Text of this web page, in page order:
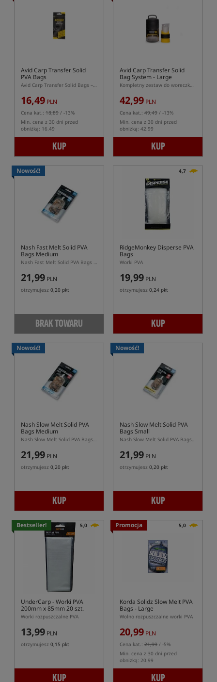
Avid Carp Transfer Solid
PVA Bags
Avid Carp Transfer Solid Bags – worki PVA
16,49 PLN
Cena kat.: 18,89 / -13%
Min. cena z 30 dni przed
obniżką: 16.49
KUP
Avid Carp Transfer Solid
Bag System - Large
Kompletny zestaw do woreczków PVA
42,99 PLN
Cena kat.: 49,49 / -13%
Min. cena z 30 dni przed
obniżką: 42.99
KUP
Nowość!
Nash Fast Melt Solid PVA
Bags Medium
Nash Fast Melt Solid PVA Bags Medium – szybko rozpuszczalne worki PVA 70x110 mm
21,99 PLN
otrzymujesz 0,20 pkt
BRAK TOWARU
4,7
RidgeMonkey Disperse PVA
Bags
Worki PVA
19,99 PLN
otrzymujesz 0,24 pkt
KUP
Nowość!
Nash Slow Melt Solid PVA
Bags Medium
Nash Slow Melt Solid PVA Bags Medium – wolniej rozpuszczalne worki PVA 70x110 mm
21,99 PLN
otrzymujesz 0,20 pkt
KUP
Nowość!
Nash Slow Melt Solid PVA
Bags Small
Nash Slow Melt Solid PVA Bags Small – wolniej rozpuszczalne worki PVA 60x100 mm
21,99 PLN
otrzymujesz 0,20 pkt
KUP
Bestseller! 5,0
UnderCarp- Worki PVA
200mm x 85mm 20 szt.
Worki rozpuszczalne PVA
13,99 PLN
otrzymujesz 0,15 pkt
KUP
Promocja 5,0
Korda Solidz Slow Melt PVA
Bags - Large
Wolno rozpuszczalne worki PVA
20,99 PLN
Cena kat.: 21,99 / -5%
Min. cena z 30 dni przed
obniżką: 20.99
KUP